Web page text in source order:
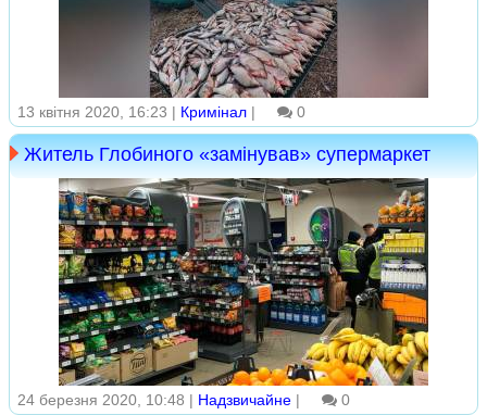
13 квітня 2020, 16:23 | Кримінал | 0
Житель Глобиного «замінував» супермаркет
24 березня 2020, 10:48 | Надзвичайне | 0